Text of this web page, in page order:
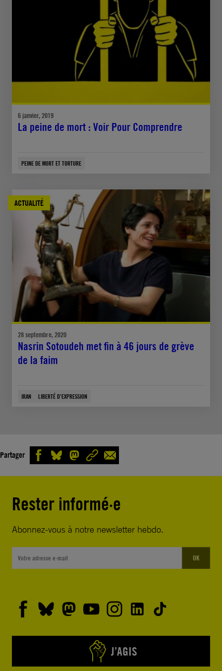
6 janvier, 2019
La peine de mort : Voir Pour Comprendre
PEINE DE MORT ET TORTURE
ACTUALITÉ
28 septembre, 2020
Nasrin Sotoudeh met fin à 46 jours de grève
de la faim
IRAN LIBERTÉ D'EXPRESSION
Partager
Rester informé·e
Abonnez-vous à notre newsletter hebdo.
OK
J’AGIS